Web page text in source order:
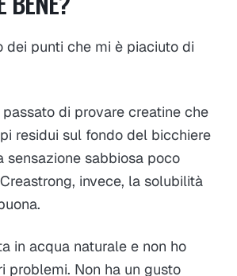
dei punti che mi è piaciuto di
di provare creatine che
residui sul fondo del bicchiere
sensazione sabbiosa poco
invece, la solubilità
in acqua naturale e non ho
problemi. Non ha un gusto